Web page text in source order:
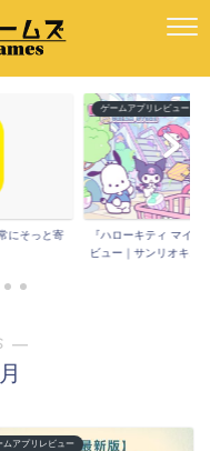
にそっと寄
ゲームアプリレビュー
『ハローキティ マイド
ビュー｜サンリオキ...
―
ムアプリレビュー